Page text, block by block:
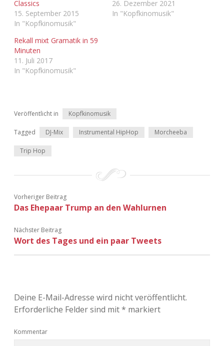
Classics
15. September 2015
In "Kopfkinomusik"
26. Dezember 2021
In "Kopfkinomusik"
Rekall mixt Gramatik in 59
Minuten
11. Juli 2017
In "Kopfkinomusik"
Veröffentlicht in Kopfkinomusik
Tagged DJ-Mix Instrumental HipHop Morcheeba
Trip Hop
Vorheriger Beitrag
Das Ehepaar Trump an den Wahlurnen
Nächster Beitrag
Wort des Tages und ein paar Tweets
Deine E-Mail-Adresse wird nicht veröffentlicht.
Erforderliche Felder sind mit* markiert
Kommentar